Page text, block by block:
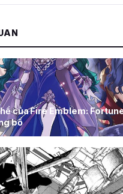
của Fire Emblem:
bố